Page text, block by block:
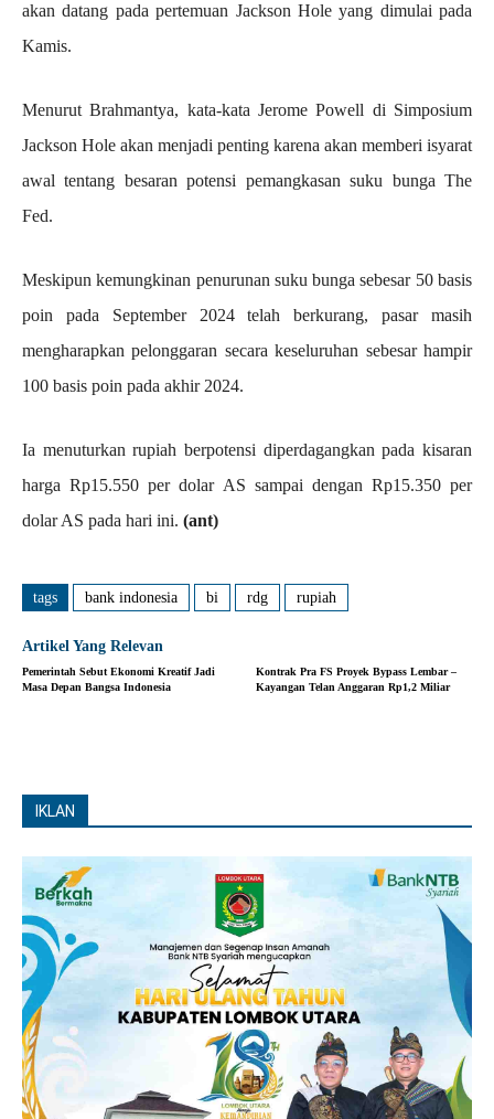
akan datang pada pertemuan Jackson Hole yang dimulai pada
Kamis.
Menurut Brahmantya, kata-kata Jerome Powell di Simposium
Jackson Hole akan menjadi penting karena akan memberi isyarat
awal tentang besaran potensi pemangkasan suku bunga The
Fed.
Meskipun kemungkinan penurunan suku bunga sebesar 50 basis
poin pada September 2024 telah berkurang, pasar masih
mengharapkan pelonggaran secara keseluruhan sebesar hampir
100 basis poin pada akhir 2024.
Ia menuturkan rupiah berpotensi diperdagangkan pada kisaran
harga Rp15.550 per dolar AS sampai dengan Rp15.350 per
dolar AS pada hari ini. (ant)
tags bank indonesia bi rdg rupiah
Artikel Yang Relevan
Pemerintah Sebut Ekonomi Kreatif Jadi
Masa Depan Bangsa Indonesia
Kontrak Pra FS Proyek Bypass Lembar –
Kayangan Telan Anggaran Rp1,2 Miliar
IKLAN